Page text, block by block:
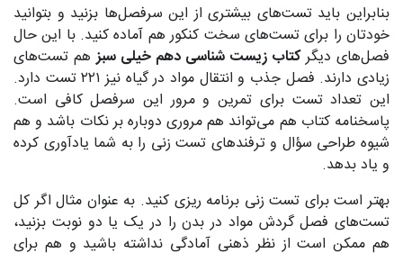
بنابراین باید تست‌های بیشتری از این سرفصل‌ها بزنید و بتوانید
خودتان را برای تست‌های سخت کنکور هم آماده کنید. با این حال
فصل‌های دیگرکتاب زیست شناسی دهم خیلی سبزهم تست‌های
زیادی دارند. فصل جذب و انتقال مواد در گیاه نیز ۲۲۱ تست دارد.
این تعداد تست برای تمرین و مرور این سرفصل کافی است.
پاسخنامه کتاب هم می‌تواند هم مروری دوباره بر نکات باشد و هم
شیوه طراحی سؤال و ترفندهای تست زنی را به شما یادآوری کرده
و یاد بدهد.
بهتر است برای تست زنی برنامه ریزی کنید. به عنوان مثال اگر کل
تست‌های فصل گردش مواد در بدن را در یک یا دو نوبت بزنید،
هم ممکن است از نظر ذهنی آمادگی نداشته باشید و هم برای